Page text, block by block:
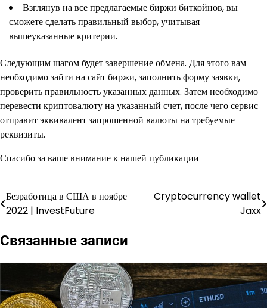
Взглянув на все предлагаемые биржи биткойнов, вы
сможете сделать правильный выбор, учитывая
вышеуказанные критерии.
Следующим шагом будет завершение обмена. Для этого вам
необходимо зайти на сайт биржи, заполнить форму заявки,
проверить правильность указанных данных. Затем необходимо
перевести криптовалюту на указанный счет, после чего сервис
отправит эквивалент запрошенной валюты на требуемые
реквизиты.
Спасибо за ваше внимание к нашей публикации
Навигация
записям
Безработица в США в ноябре
2022 | InvestFuture
Cryptocurrency wallet
Jaxx
Связанные записи